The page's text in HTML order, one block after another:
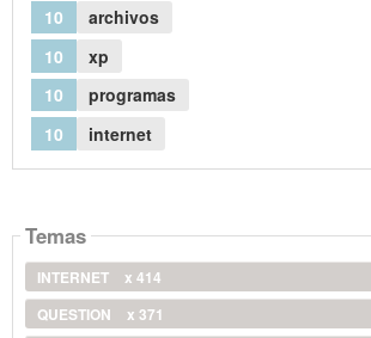
10
archivos
10
xp
10
programas
10
internet
Temas
INTERNET
x 414
QUESTION
x 371